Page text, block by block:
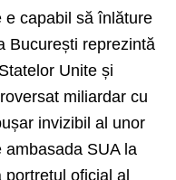
e capabil să înlăture
București reprezintă
Unite și
miliardar cu
invizibil al unor
SUA la
oficial al